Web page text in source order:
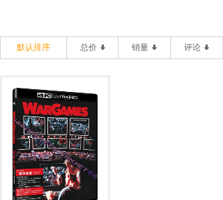
默认排序 总价 销量 评论